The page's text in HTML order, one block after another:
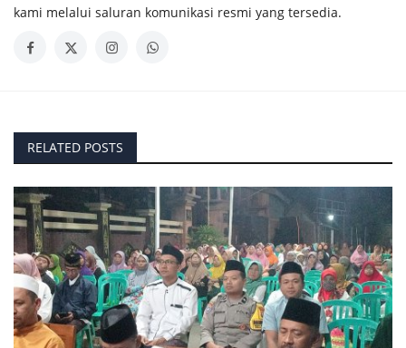
kami melalui saluran komunikasi resmi yang tersedia.
RELATED POSTS